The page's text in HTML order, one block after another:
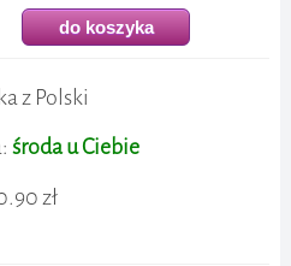
do koszyka
z Polski
środa u Ciebie
zł